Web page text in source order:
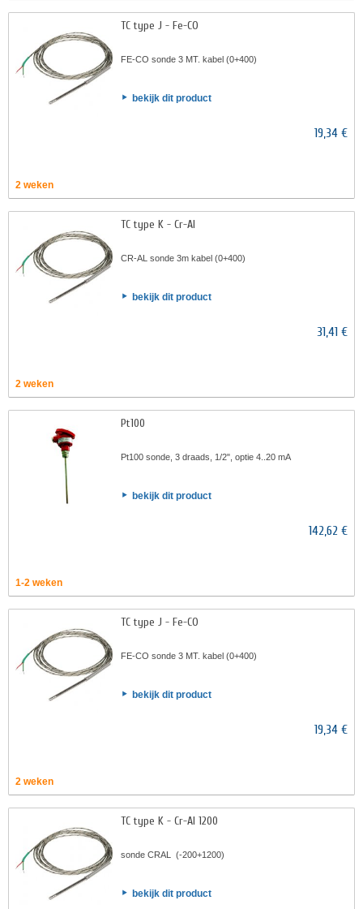
TC type J - Fe-CO
FE-CO sonde 3 MT. kabel (0+400)
bekijk dit product
19,34 €
2 weken
TC type K - Cr-AI
CR-AL sonde 3m kabel (0+400)
bekijk dit product
31,41 €
2 weken
Pt100
Pt100 sonde, 3 draads, 1/2", optie 4..20 mA
bekijk dit product
142,62 €
1-2 weken
TC type J - Fe-CO
FE-CO sonde 3 MT. kabel (0+400)
bekijk dit product
19,34 €
2 weken
TC type K - Cr-AI 1200
sonde CRAL (-200+1200)
bekijk dit product